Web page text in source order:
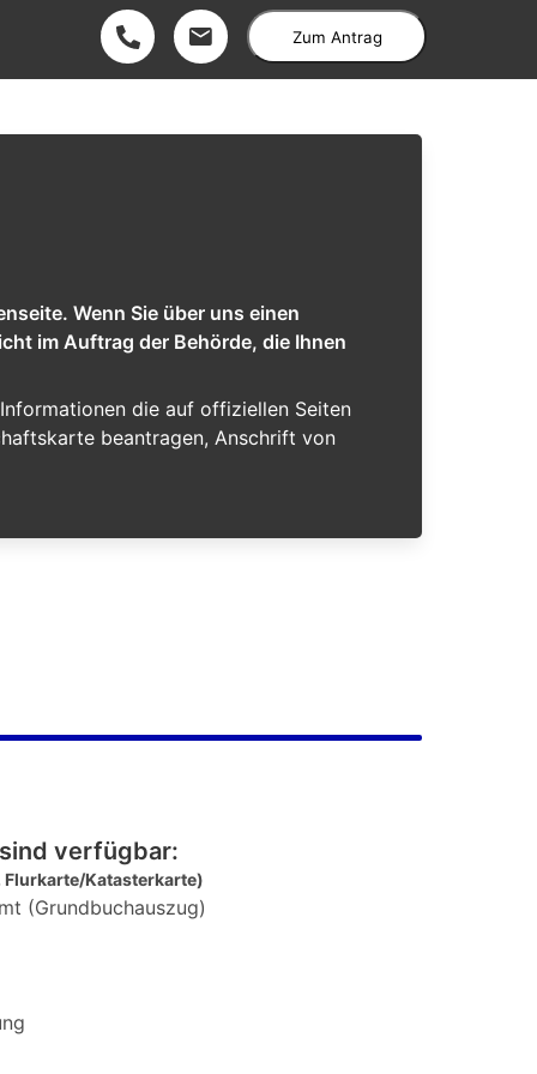
Zum Antrag
Wenn Sie über uns einen
im Auftrag der Behörde, die Ihnen
die auf offiziellen Seiten
beantragen, Anschrift von
verfügbar:
Flurkarte/Katasterkarte)
(Grundbuchauszug)